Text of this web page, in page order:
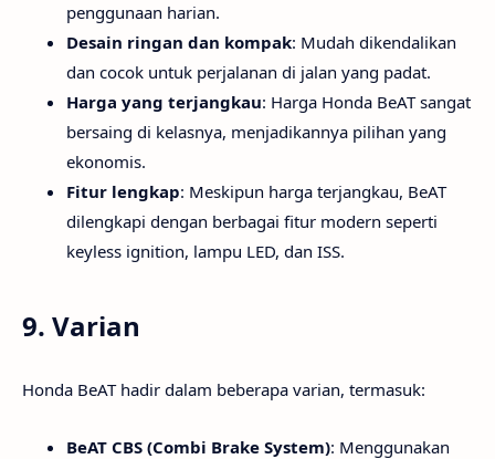
penggunaan harian.
Desain ringan dan kompak: Mudah dikendalikan
dan cocok untuk perjalanan di jalan yang padat.
Harga yang terjangkau: Harga Honda BeAT sangat
bersaing di kelasnya, menjadikannya pilihan yang
ekonomis.
Fitur lengkap: Meskipun harga terjangkau, BeAT
dilengkapi dengan berbagai fitur modern seperti
keyless ignition, lampu LED, dan ISS.
9. Varian
Honda BeAT hadir dalam beberapa varian, termasuk:
BeAT CBS (Combi Brake System): Menggunakan